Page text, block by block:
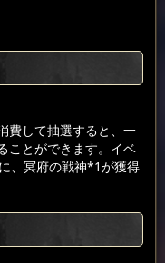
費して抽選すると、一
ことができます。イベ
、冥府の戦神*1が獲得